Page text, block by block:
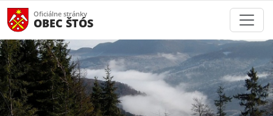
Oficiálne stránky
OBEC ŠTÓS